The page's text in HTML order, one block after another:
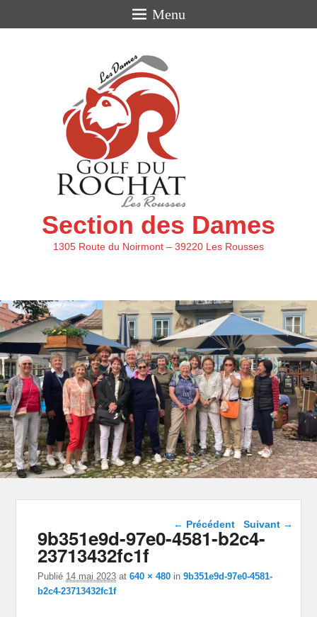
Menu
Section des Dames
1305 Route du Noirmont – 39220 Les Rousses
Navigation dans les
images
← Précédent Suivant →
9b351e9d-97e0-4581-b2c4-
23713432fc1f
Publié 14 mai 2023 at640 × 480 in9b351e9d-97e0-4581-
b2c4-23713432fc1f